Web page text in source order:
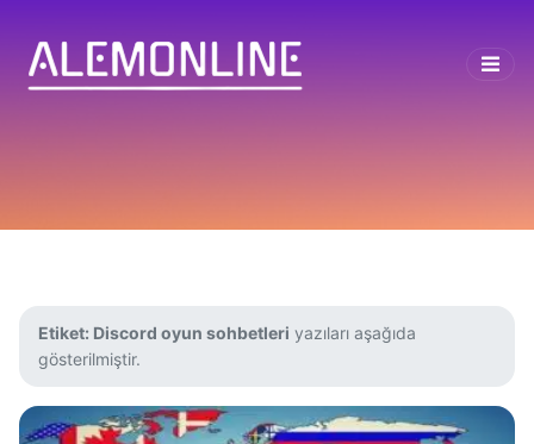
Etiket: Discord oyun sohbetleri yazıları aşağıda
gösterilmiştir.